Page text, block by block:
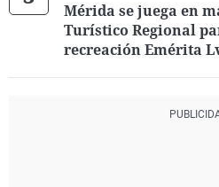
Mérida se juega en
Turístico Regional
recreación Emérita